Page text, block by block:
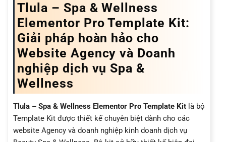
Tlula – Spa & Wellness
Elementor Pro Template Kit:
Giải pháp hoàn hảo cho
Website Agency và Doanh
nghiệp dịch vụ Spa &
Wellness
Tlula – Spa & Wellness Elementor Pro Template Kit là bộ
Template Kit được thiết kế chuyên biệt dành cho các
website Agency và doanh nghiệp kinh doanh dịch vụ